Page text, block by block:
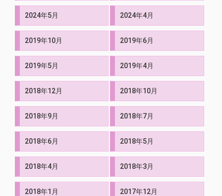
2024年5月 2024年4月
2019年10月 2019年6月
2019年5月 2019年4月
2018年12月 2018年10月
2018年9月 2018年7月
2018年6月 2018年5月
2018年4月 2018年3月
2018年1月 2017年12月